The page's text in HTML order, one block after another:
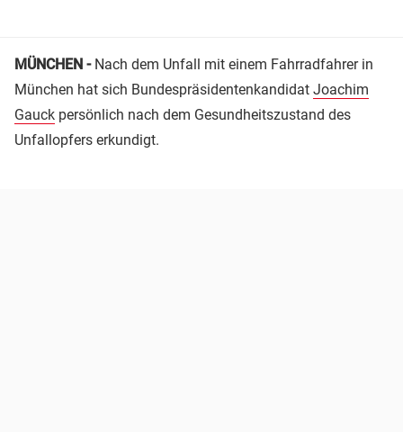
MÜNCHEN - Nach dem Unfall mit einem Fahrradfahrer in
München hat sich Bundespräsidentenkandidat Joachim
Gauck persönlich nach dem Gesundheitszustand des
Unfallopfers erkundigt.